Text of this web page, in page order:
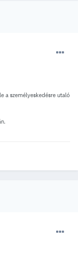
a személyeskedésre utaló